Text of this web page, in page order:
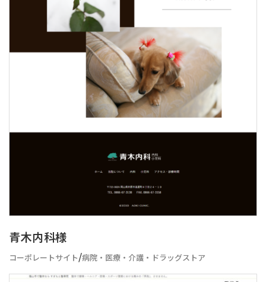
青木内科様
コーポレートサイト/病院・医療・介護・ドラッグストア